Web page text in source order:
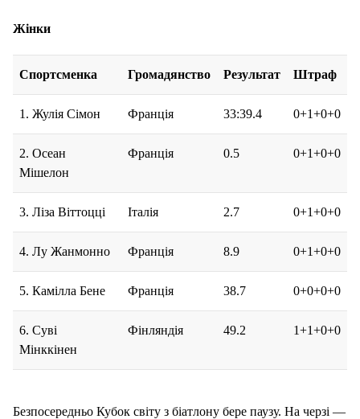
Жінки
Спортсменка Громадянство Результат Штраф
1. Жулія Сімон Франція 33:39.4 0+1+0+0
2. Осеан
Мішелон
Франція 0.5 0+1+0+0
3. Ліза Віттоцці Італія 2.7 0+1+0+0
4. Лу Жанмонно Франція 8.9 0+1+0+0
5. Камілла Бене Франція 38.7 0+0+0+0
6. Суві
Мінккінен
Фінляндія 49.2 1+1+0+0
Безпосередньо Кубок світу з біатлону бере паузу. На черзі —